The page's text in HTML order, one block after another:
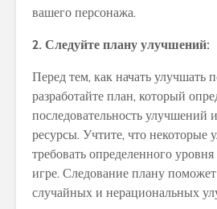
вашего персонажа.
2. Следуйте плану улучшений:
Перед тем, как начать улучшать
разработайте план, который
последовательность улучшений
ресурсы. Учтите, что некоторые
требовать определенного
игре. Следование плану
случайных и нерациональных